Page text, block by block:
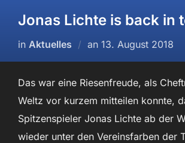
Jonas Lichte is back in
in Aktuelles an Veröffentlicht
am
13. August 2018
Das war eine Riesenfreude, als
Weltz vor kurzem mitteilen konnte,
Spitzenspieler Jonas Lichte ab der
wieder unter den Vereinsfarben der